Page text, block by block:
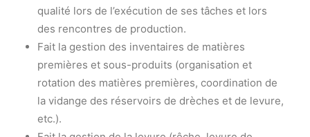
qualité lors de l’exécution de ses tâches et lors
des rencontres de production.
Fait la gestion des inventaires de matières
premières et sous-produits (organisation et
rotation des matières premières, coordination de
la vidange des réservoirs de drèches et de levure,
etc.).